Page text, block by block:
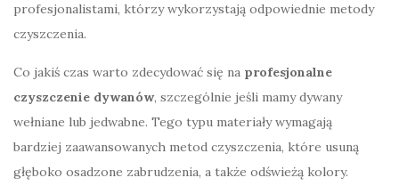
profesjonalistami, którzy wykorzystają odpowiednie metody
czyszczenia.
Co jakiś czas warto zdecydować się na profesjonalne
czyszczenie dywanów, szczególnie jeśli mamy dywany
wełniane lub jedwabne. Tego typu materiały wymagają
bardziej zaawansowanych metod czyszczenia, które usuną
głęboko osadzone zabrudzenia, a także odświeżą kolory.